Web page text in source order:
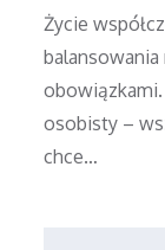
Życie
obowiązkami.
osobisty –
chce…